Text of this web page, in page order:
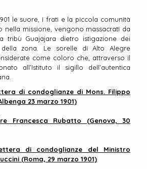
le suore, i frati e la piccola comunità
nella missione, vengono massacrati da
tribù Guajajara dietro istigazione dei
zona. Le sorelle di Alto Alegre
come coloro che, attraverso il
all’Istituto il sigillo dell’autentica
di condoglianze di Mons. Filippo
23 marzo 1901)
Francesca Rubatto (Genova, 30
di condoglianze del Ministro
(Roma, 29 marzo 1901)